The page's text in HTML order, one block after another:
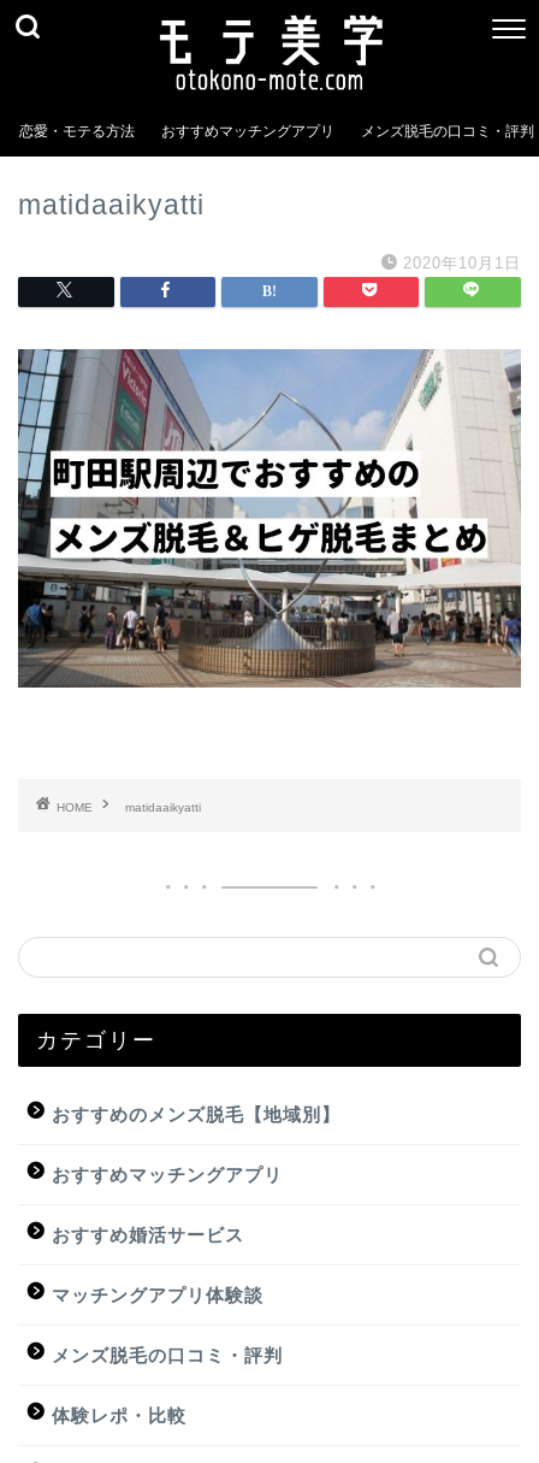
恋愛・モテる方法 おすすめマッチングアプリ メンズ脱毛の口コミ・評判
matidaaikyatti
2020年10月1日
HOME matidaaikyatti
カテゴリー
おすすめのメンズ脱毛【地域別】
おすすめマッチングアプリ
おすすめ婚活サービス
マッチングアプリ体験談
メンズ脱毛の口コミ・評判
体験レポ・比較